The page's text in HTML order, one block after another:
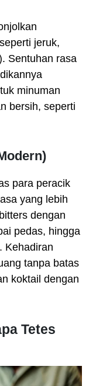
jeruk,
Sentuhan rasa
minuman
bersih, seperti
para peracik
yang lebih
dengan
pedas, hingga
Kehadiran
tanpa batas
koktail dengan
Tetes